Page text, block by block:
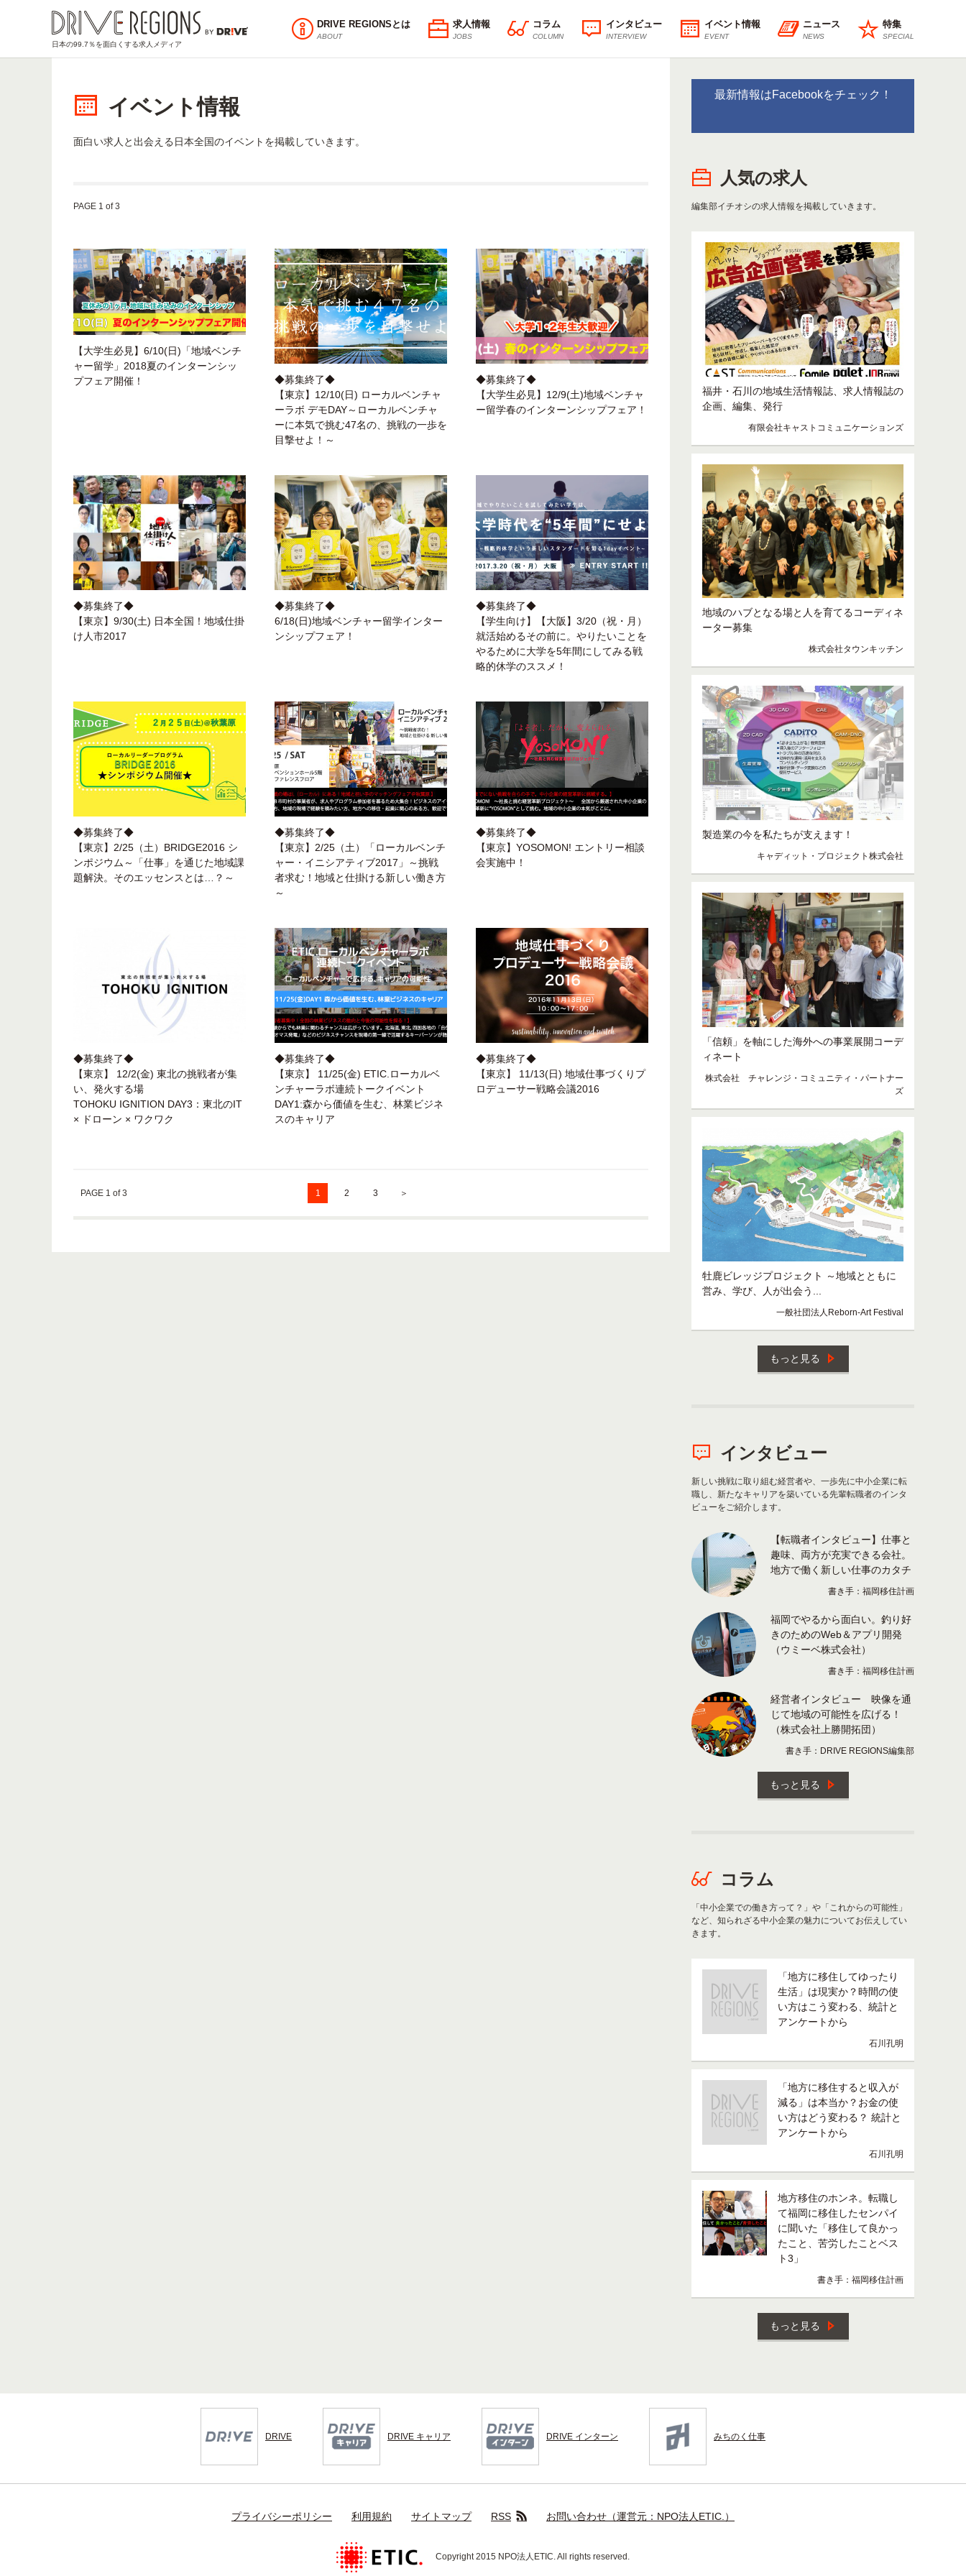
日本の99.7％を面白くする求人メディア
DRIVE REGIONSとは
ABOUT
求人情報
JOBS
コラム
COLUMN
インタビュー
INTERVIEW
イベント情報
EVENT
ニュース
NEWS
特集
SPECIAL
イベント情報
面白い求人と出会える日本全国のイベントを掲載していきます。
PAGE 1 of 3
【大学生必見】6/10(日)「地域ベンチ
ャー留学」2018夏のインターンシッ
プフェア開催！
◆募集終了◆
【東京】12/10(日) ローカルベンチャ
ーラボ デモDAY～ローカルベンチャ
ーに本気で挑む47名の、挑戦の一歩を
目撃せよ！～
◆募集終了◆
【大学生必見】12/9(土)地域ベンチャ
ー留学春のインターンシップフェア！
◆募集終了◆
【東京】9/30(土) 日本全国！地域仕掛
け人市2017
◆募集終了◆
6/18(日)地域ベンチャー留学インター
ンシップフェア！
◆募集終了◆
【学生向け】【大阪】3/20（祝・月）
就活始めるその前に。やりたいことを
やるために大学を5年間にしてみる戦
略的休学のススメ！
◆募集終了◆
【東京】2/25（土）BRIDGE2016 シ
ンポジウム～「仕事」を通じた地域課
題解決。そのエッセンスとは…？～
◆募集終了◆
【東京】2/25（土）「ローカルベンチ
ャー・イニシアティブ2017」～挑戦
者求む！地域と仕掛ける新しい働き方
～
◆募集終了◆
【東京】YOSOMON! エントリー相談
会実施中！
◆募集終了◆
【東京】 12/2(金) 東北の挑戦者が集
い、発火する場
TOHOKU IGNITION DAY3：東北のIT
× ドローン × ワクワク
◆募集終了◆
【東京】 11/25(金) ETIC.ローカルベ
ンチャーラボ連続トークイベント
DAY1:森から価値を生む、林業ビジネ
スのキャリア
◆募集終了◆
【東京】 11/13(日) 地域仕事づくりプ
ロデューサー戦略会議2016
PAGE 1 of 3 1 2 3 ＞
最新情報はFacebookをチェック！
人気の求人
編集部イチオシの求人情報を掲載していきます。
福井・石川の地域生活情報誌、求人情報誌の
企画、編集、発行
有限会社キャストコミュニケーションズ
地域のハブとなる場と人を育てるコーディネ
ーター募集
株式会社タウンキッチン
製造業の今を私たちが支えます！
キャディット・プロジェクト株式会社
「信頼」を軸にした海外への事業展開コーデ
ィネート
株式会社 チャレンジ・コミュニティ・パートナー
ズ
牡鹿ビレッジプロジェクト ～地域とともに
営み、学び、人が出会う...
一般社団法人Reborn-Art Festival
もっと見る
インタビュー
新しい挑戦に取り組む経営者や、一歩先に中小企業に転
職し、新たなキャリアを築いている先輩転職者のインタ
ビューをご紹介します。
【転職者インタビュー】仕事と
趣味、両方が充実できる会社。
地方で働く新しい仕事のカタチ
書き手：福岡移住計画
福岡でやるから面白い。釣り好
きのためのWeb＆アプリ開発
（ウミーベ株式会社）
書き手：福岡移住計画
経営者インタビュー 映像を通
じて地域の可能性を広げる！
（株式会社上勝開拓団）
書き手：DRIVE REGIONS編集部
もっと見る
コラム
「中小企業での働き方って？」や「これからの可能性」
など、知られざる中小企業の魅力についてお伝えしてい
きます。
「地方に移住してゆったり
生活」は現実か？時間の使
い方はこう変わる、統計と
アンケートから
石川孔明
「地方に移住すると収入が
減る」は本当か？お金の使
い方はどう変わる？ 統計と
アンケートから
石川孔明
地方移住のホンネ。転職し
て福岡に移住したセンパイ
に聞いた「移住して良かっ
たこと、苦労したことベス
ト3」
書き手：福岡移住計画
もっと見る
DRIVE DRIVE キャリア DRIVE インターン みちのく仕事
プライバシーポリシー 利用規約 サイトマップ RSS お問い合わせ（運営元：NPO法人ETIC.）
Copyright 2015 NPO法人ETIC. All rights reserved.